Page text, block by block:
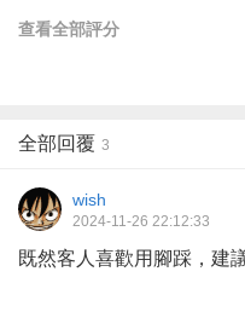
查看全部評分
全部回覆 3
wish
2024-11-26 22:12:33
既然客人喜歡用腳踩，建